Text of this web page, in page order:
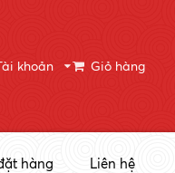
khoản Giỏ hàng
hàng Liên hệ